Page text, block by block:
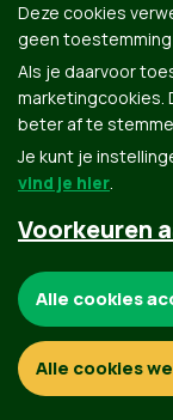
© Copyright Groen 2026 |
Deze cookies
geen
Als je daarvoor
marketingcookies.
beter af te
Je kunt je
vind je hier.
Voorkeuren
Functionele en
Alle cookies
Alle cookies